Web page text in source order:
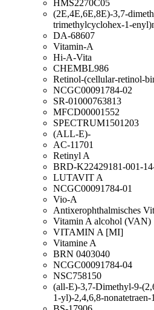
HMS2270C05
(2E,4E,6E,8E)-3,7-
trimethylcyclohex-1-
DA-68607
Vitamin-A
Hi-A-Vita
CHEMBL986
Retinol-(cellular-retinol-
NCGC00091784-02
SR-01000763813
MFCD00001552
SPECTRUM1501203
(ALL-E)-
AC-11701
Retinyl A
BRD-K22429181-001-
LUTAVIT A
NCGC00091784-01
Vio-A
Antixerophthalmisches
Vitamin A alcohol (VAN)
VITAMIN A [MI]
Vitamine A
BRN 0403040
NCGC00091784-04
NSC758150
(all-E)-3,7-Dimethyl-9-
1-yl)-2,4,6,8-nonatetraen-